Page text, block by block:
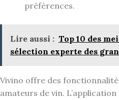
préférences.
Lire aussi : Top 10 des
sélection experte des
Vivino offre des
amateurs de vin.